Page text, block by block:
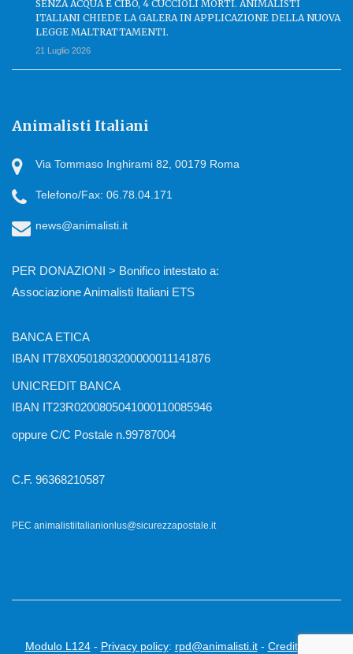
SENZA ACQUA E CIBO, 4 CUCCIOLI MORTI. ANIMALISTI
ITALIANI CHIEDE LA GALERA IN APPLICAZIONE DELLA NUOVA
LEGGE MALTRATTAMENTI.
21 Luglio 2026
Animalisti Italiani
Via Tommaso Inghirami 82, 00179 Roma
Telefono/Fax: 06.78.04.171
news@animalisti.it
PER DONAZIONI > Bonifico intestato a:
Associazione Animalisti Italiani ETS
BANCA ETICA
IBAN IT78X0501803200000011141876
UNICREDIT BANCA
IBAN IT23R0200805041000110085946
oppure C/C Postale n.99787004
C.F. 96368210587
PEC animalistiitalianionlus@sicurezzapostale.it
Modulo L124- Privacy policy: rpd@animalisti.it- Credits